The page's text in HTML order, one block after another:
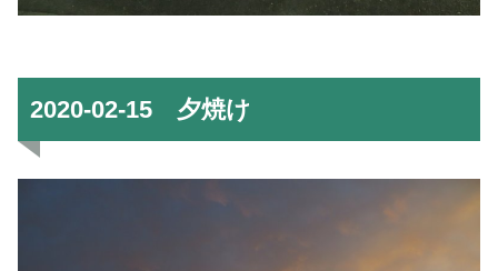
2020-02-15 夕焼け